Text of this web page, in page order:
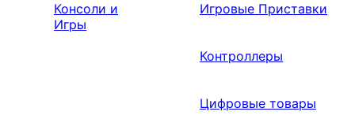
Консоли и
Игры
Игровые Приставки
Контроллеры
Цифровые товары